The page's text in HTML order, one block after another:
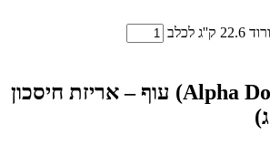
לכלב
🍗 אלפא דוג (Alpha Dog) עוף – אריזת חיסכון